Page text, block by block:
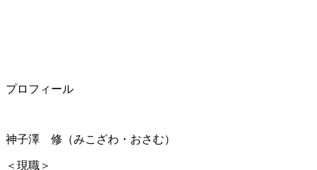
プロフィール
神子澤 修 （みこざわ・おさむ）
＜現職＞